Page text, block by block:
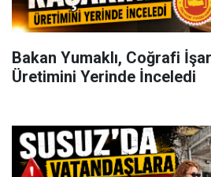
Bakan Yumaklı, Coğrafi
Üretimini Yerinde İnceledi